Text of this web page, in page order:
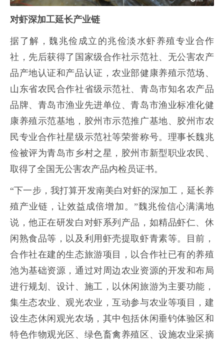
对虾深加工延长产业链
据了解，魏兆俭成立的兆俭淡水虾养殖专业合作
社，先后获得了国家级合作社示范社、无公害农产
品产地认证和产品认证，农业部健康养殖示范场、
山东省农民合作社省级示范社、青岛市知名农产品
品牌、青岛市渔业先进单位、青岛市渔业标准化健
康养殖示范基地，胶州市示范推广基地、胶州市农
民专业合作社星级示范社等荣誉称号。理事长魏兆
俭被评为青岛市乡村之星，胶州市新型职业农民、
取得了全国无公害农产品内检员证书。
“下一步，我打算开发南美白对虾的深加工，延长养
殖产业链，让效益成倍增加。”魏兆俭信心满满地
说，他正在研发白对虾系列产品，如精品虾仁、休
闲熟食品等，以及利用虾壳提取虾青素等。目前，
合作社在建的生态旅游项目，以合作社已有的养殖
池为基础资源，通过对周边农业资源的开发和布局
进行规划、设计、施工，以休闲旅游为主要功能，
集生态农业、观光农业，互动参与农业等项目，建
设生态休闲观光农场，其中包括休闲垂钓体验区和
特色作物观光区、绿色畜禽养殖区、设施农业采摘